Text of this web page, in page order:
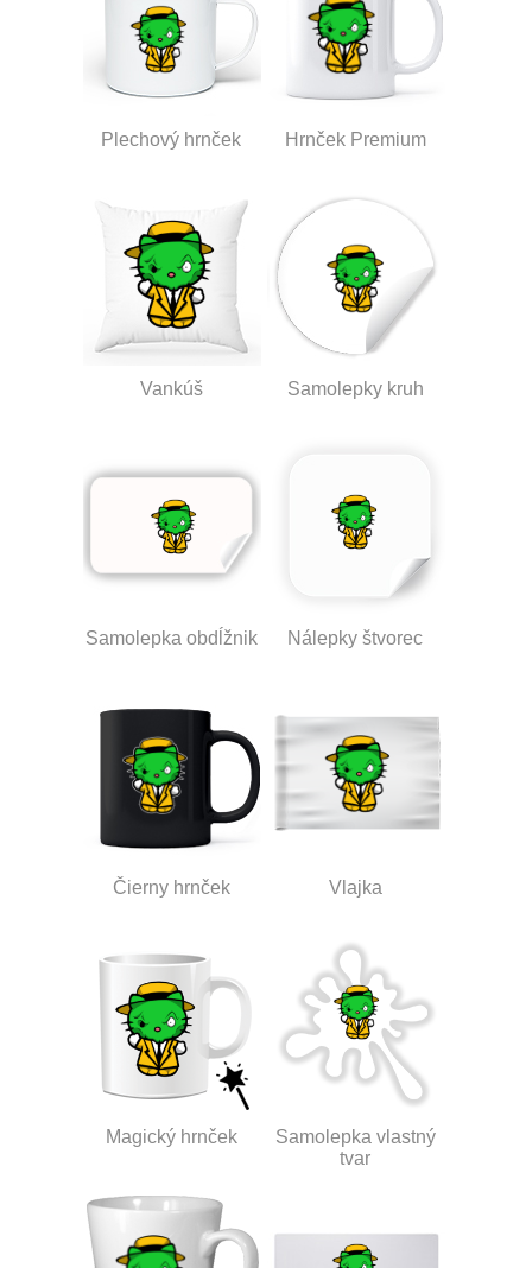
Plechový hrnček Hrnček Premium
Vankúš Samolepky kruh
Samolepka obdĺžnik Nálepky štvorec
Čierny hrnček Vlajka
Magický hrnček
Samolepka vlastný
tvar